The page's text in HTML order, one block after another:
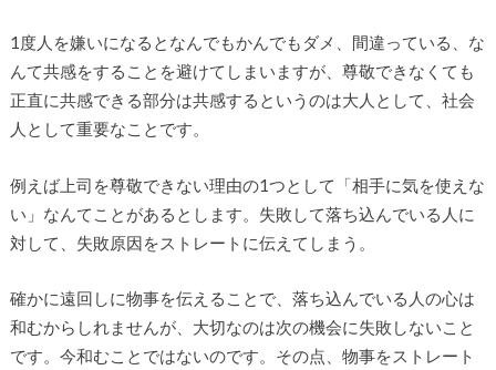
1度人を嫌いになるとなんでもかんでもダメ、間違っている、な
んて共感をすることを避けてしまいますが、尊敬できなくても
正直に共感できる部分は共感するというのは大人として、社会
人として重要なことです。
例えば上司を尊敬できない理由の1つとして「相手に気を使えな
い」なんてことがあるとします。失敗して落ち込んでいる人に
対して、失敗原因をストレートに伝えてしまう。
確かに遠回しに物事を伝えることで、落ち込んでいる人の心は
和むからしれませんが、大切なのは次の機会に失敗しないこと
です。今和むことではないのです。その点、物事をストレート